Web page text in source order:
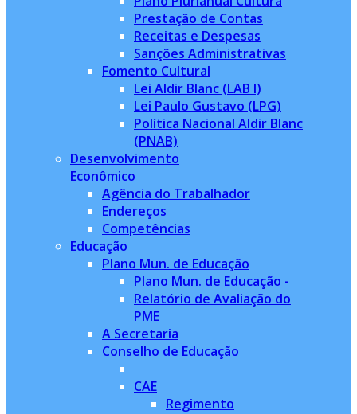
Prestação de Contas
Receitas e Despesas
Sanções Administrativas
Fomento Cultural
Lei Aldir Blanc (LAB I)
Lei Paulo Gustavo (LPG)
Política Nacional Aldir Blanc
(PNAB)
Desenvolvimento
Econômico
Agência do Trabalhador
Endereços
Competências
Educação
Plano Mun. de Educação
Plano Mun. de Educação -
Relatório de Avaliação do
PME
A Secretaria
Conselho de Educação
CAE
Regimento